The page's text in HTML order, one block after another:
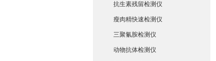
抗生素残留检测仪
瘦肉精快速检测仪
三聚氰胺检测仪
动物抗体检测仪